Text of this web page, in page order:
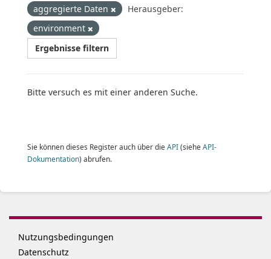
aggregierte Daten
Herausgeber:
environment
Ergebnisse filtern
Bitte versuch es mit einer anderen Suche.
Sie können dieses Register auch über die API(siehe API-
Dokumentation) abrufen.
Nutzungsbedingungen
Datenschutz